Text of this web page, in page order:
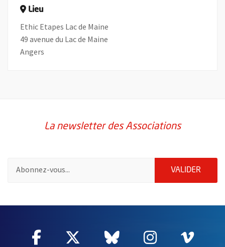
Lieu
Ethic Etapes Lac de Maine
49 avenue du Lac de Maine
Angers
La newsletter des Associations
VALIDER
Facebook
, Ouvre une nouvelle fenêtre
Twitter
, Ouvre une nouvelle
Bluesky
, Ouvre une
Instagram
, Ouvre
,